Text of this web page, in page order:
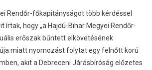
Rendőr-főkapitányságot több kérdéssel
írtak, hogy „a Hajdú-Bihar Megyei Rendőr-
erőszak bűntett elkövetésének
miatt nyomozást folytat egy felnőtt korú
akit a Debreceni Járásbíróság előzetes